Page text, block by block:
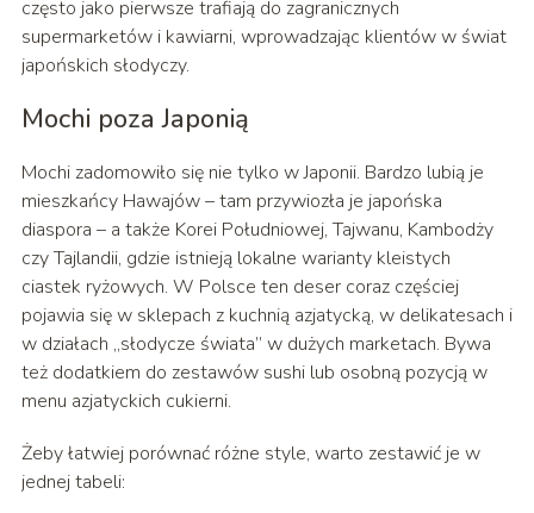
często jako pierwsze trafiają do zagranicznych
supermarketów i kawiarni, wprowadzając klientów w świat
japońskich słodyczy.
Mochi poza Japonią
Mochi zadomowiło się nie tylko w Japonii. Bardzo lubią je
mieszkańcy Hawajów – tam przywiozła je japońska
diaspora – a także Korei Południowej, Tajwanu, Kambodży
czy Tajlandii, gdzie istnieją lokalne warianty kleistych
ciastek ryżowych. W Polsce ten deser coraz częściej
pojawia się w sklepach z kuchnią azjatycką, w delikatesach i
w działach „słodycze świata” w dużych marketach. Bywa
też dodatkiem do zestawów sushi lub osobną pozycją w
menu azjatyckich cukierni.
Żeby łatwiej porównać różne style, warto zestawić je w
jednej tabeli: